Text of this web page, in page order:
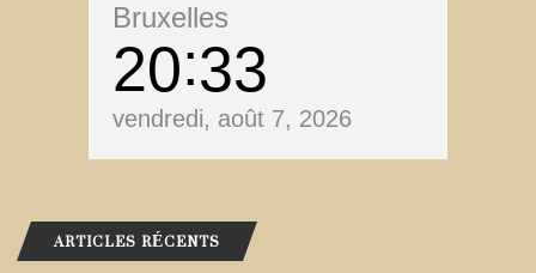
Bruxelles
20 33
vendredi, août 7, 2026
ARTICLES RÉCENTS